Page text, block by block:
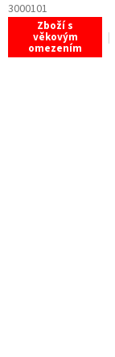
3000101
Zboží s
věkovým
omezením